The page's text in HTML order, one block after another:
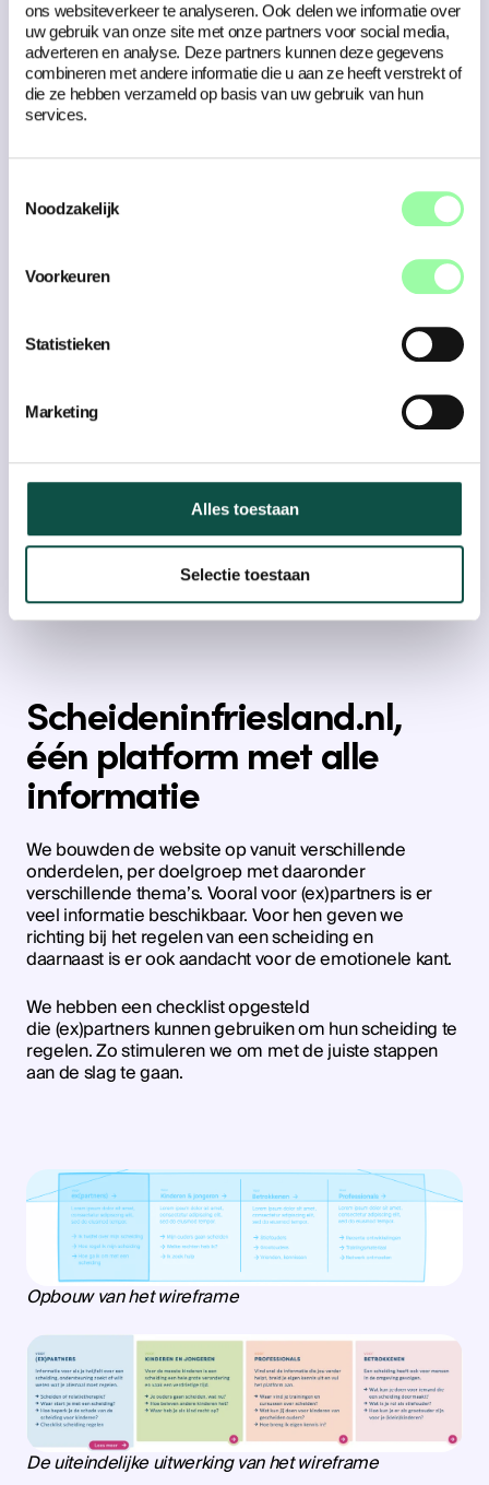
ons websiteverkeer te analyseren. Ook delen we informatie over
uw gebruik van onze site met onze partners voor social media,
adverteren en analyse. Deze partners kunnen deze gegevens
combineren met andere informatie die u aan ze heeft verstrekt of
die ze hebben verzameld op basis van uw gebruik van hun
services.
Noodzakelijk
Voorkeuren
Statistieken
Marketing
Alles toestaan
Selectie toestaan
Passende content maken
Uiteindelijk is de content het meest essentieel en is het
daarom alles uit over het regelen van een scheiding,
lazen tientallen websites door en verzamelden alle
informatie geven.
Hierbij probeerden we ons zoveel mogelijk te baseren
op onafhankelijke bronnen en objectieve informatie. In
detone of voicevan het platform letten we op het
taalniveau van verschillende type bezoekers en een
goede vindbaarheid van de inhoud.
Scheideninfriesland.nl,
één platform met alle
informatie
We bouwden de website op vanuit verschillende
onderdelen, per doelgroep met daaronder
verschillende thema’s. Vooral voor (ex)partners is er
veel informatie beschikbaar. Voor hen geven we
richting bij het regelen van een scheiding en
daarnaast is er ook aandacht voor de emotionele kant.
We hebben een checklist opgesteld
die (ex)partners kunnen gebruiken om hun scheiding te
regelen. Zo stimuleren we om met de juiste stappen
aan de slag te gaan.
Opbouw van het wireframe
De uiteindelijke uitwerking van het wireframe